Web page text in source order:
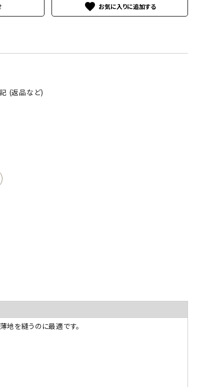
favorite
(返品など)
地を縫うのに最適です。